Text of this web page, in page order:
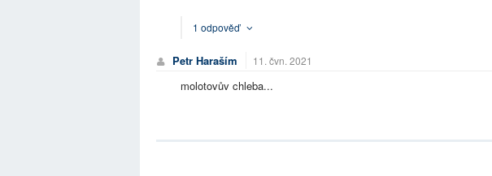
1 odpověď
Petr Haraším 11. čvn. 2021
molotovův chleba...